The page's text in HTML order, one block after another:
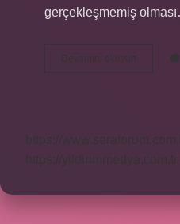
gerçekleşmemiş
Devamını okuyun
Cinsel
https://www.seraforum.com
https://yildirimmedya.com.tr